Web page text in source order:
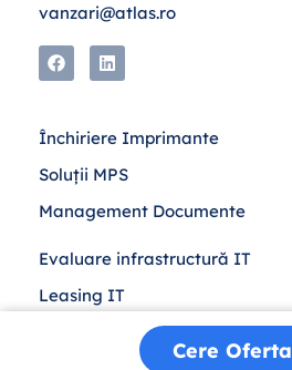
vanzari@atlas.ro
Închiriere Imprimante
Soluții MPS
Management Documente
Evaluare infrastructură IT
Leasing IT
Achiziții Publice
Cere Oferta